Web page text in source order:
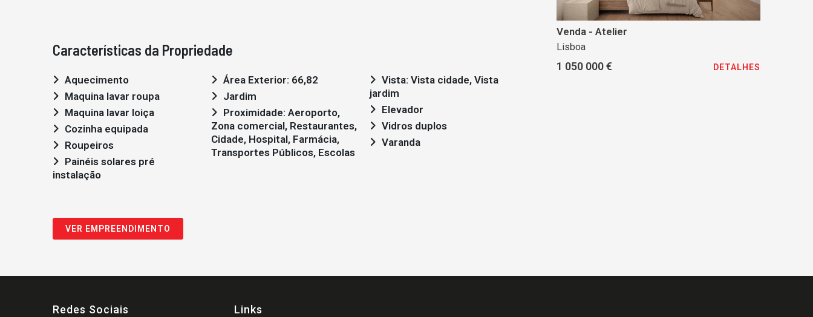
Características da Propriedade
Aquecimento
Maquina lavar roupa
Maquina lavar loiça
Cozinha equipada
Roupeiros
instalação
Área Exterior: 66,82
Jardim
Zona comercial, Restaurantes,
Cidade, Hospital, Farmácia,
Transportes Públicos, Escolas
jardim
Elevador
Vidros duplos
Varanda
VER EMPREENDIMENTO
Venda - Atelier
Lisboa
1 050 000 € DETALHES
Redes Sociais Links